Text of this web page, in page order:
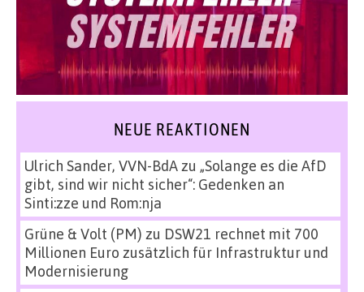
NEUE REAKTIONEN
Ulrich Sander, VVN-BdAzu „Solange es die AfD
gibt, sind wir nicht sicher“: Gedenken an
Sinti:zze und Rom:nja
Grüne & Volt (PM) zu DSW21 rechnet mit 700
Millionen Euro zusätzlich für Infrastruktur und
Modernisierung